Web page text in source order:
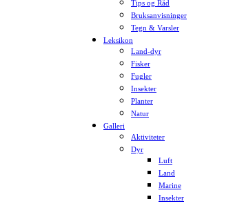
Tips og Råd
Bruksanvisninger
Tegn & Varsler
Leksikon
Land-dyr
Fisker
Fugler
Insekter
Planter
Natur
Galleri
Aktiviteter
Dyr
Luft
Land
Marine
Insekter